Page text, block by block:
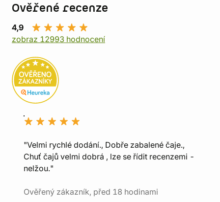
Ověřené recenze
4,9
zobraz 12993 hodnocení
"Velmi rychlé dodání., Dobře zabalené čaje.,
Chuť čajů velmi dobrá , lze se řídit recenzemi -
nelžou."
Ověřený zákazník, před 18 hodinami